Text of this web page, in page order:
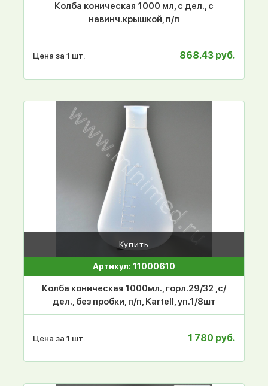
Колба коническая 1000 мл, с дел., с
навинч.крышкой, п/п
Цена за 1 шт. 868.43 руб.
Купить
Артикул: 11000610
Колба коническая 1000мл., горл.29/32 ,с/
дел., без пробки, п/п, Kartell, уп.1/8шт
Цена за 1 шт. 1 780 руб.